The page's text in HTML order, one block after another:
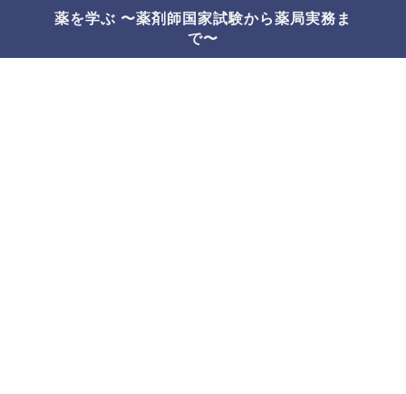
薬を学ぶ 〜薬剤師国家試験から薬局実務ま
で〜